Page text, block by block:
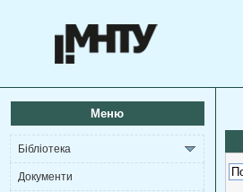
Меню
Бібліотека
Документи